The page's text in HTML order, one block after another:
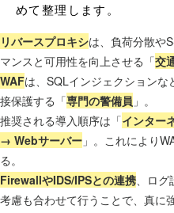
めて整理します。
リバースプロキシは、負荷分散や
マンスと可用性を向上させる「交
WAFは、SQLインジェクション
接保護する「専門の警備員 」。
推奨される導入順序は「インター
→ Webサーバー 」。これにより
る。
FirewallやIDS/IPSとの連携、ログ
考慮も合わせて行うことで、真に